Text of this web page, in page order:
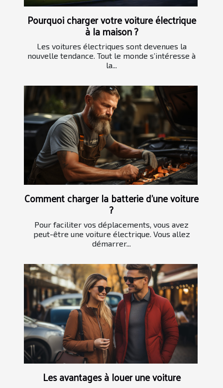
Pourquoi charger votre voiture électrique
à la maison ?
Les voitures électriques sont devenues la
nouvelle tendance. Tout le monde s’intéresse à
la...
Comment charger la batterie d'une voiture
?
Pour faciliter vos déplacements, vous avez
peut-être une voiture électrique. Vous allez
démarrer...
Les avantages à louer une voiture